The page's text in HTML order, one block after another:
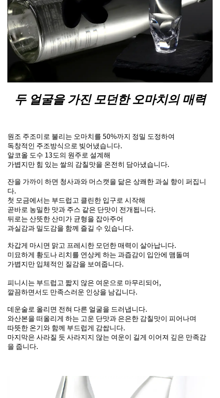
두 얼굴을 가진 모던한 오마치의 매력
원조 주조미로 불리는 오마치를 50%까지 정밀 도정하여
독창적인 주조방식으로 빚어냈습니다.
알코올 도수 13도의 원주로 설계해
가볍지만 힘 있는 쌀의 감칠맛을 온전히 담아냈습니다.
잔을 가까이 하면 청사과와 머스캣을 닮은 상쾌한 과실 향이 퍼집니
다.
첫 모금에서는 부드럽고 클린한 입구로 시작해
곧바로 농밀한 맛과 주스 같은 단맛이 전개됩니다.
뒤로는 산뜻한 산미가 균형을 잡아주어
과실감과 밀도감을 함께 즐길 수 있습니다.
차갑게 마시면 맑고 프레시한 모던한 매력이 살아납니다.
미묘하게 황도나 리치를 연상케 하는 과즙감이 입안에 맴돌며
가볍지만 입체적인 질감을 보여줍니다.
피니시는 부드럽고 짧지 않은 여운으로 마무리되어,
깔끔하면서도 만족스러운 인상을 남깁니다.
데운술로 올리면 전혀 다른 얼굴을 드러냅니다.
와산본을 떠올리게 하는 고운 단맛과 은은한 감칠맛이 피어나며
따뜻한 온기와 함께 부드럽게 감쌉니다.
마지막은 사라질 듯 사라지지 않는 여운이 길게 이어져 깊은 만족감
을 줍니다.